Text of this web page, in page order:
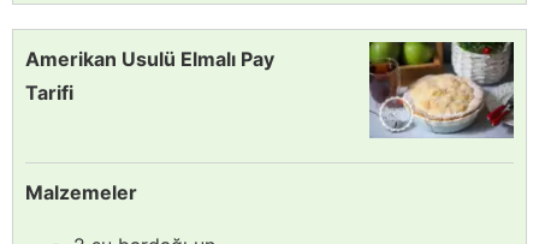
Amerikan Usulü Elmalı Pay
Tarifi
Malzemeler